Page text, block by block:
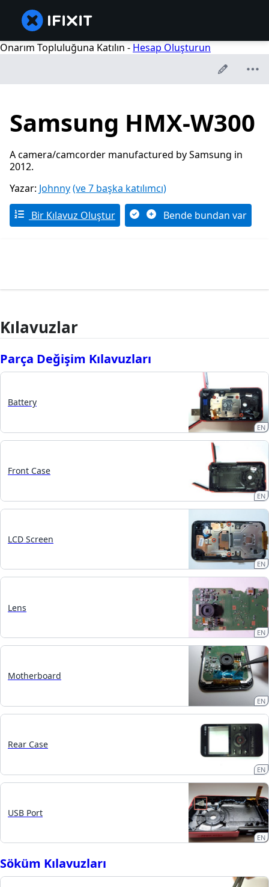
Onarım Topluluğuna Katılın - Hesap Oluşturun
Samsung HMX-W300
A camera/camcorder manufactured by Samsung in
2012.
Yazar: Johnny(ve 7 başka katılımcı)
Bir Kılavuz Oluştur Bende bundan var
Kılavuzlar
Parça Değişim Kılavuzları
Battery
EN
Front Case
EN
LCD Screen
EN
Lens
EN
Motherboard
EN
Rear Case
EN
USB Port
EN
Söküm Kılavuzları